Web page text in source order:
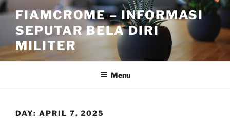
Skip
to
content
FIAMCROME – INFORMASI
SEPUTAR BELA DIRI
MILITER
Menu
DAY: APRIL 7, 2025